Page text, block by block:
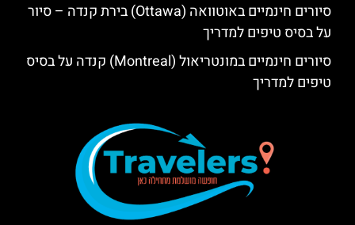
סיורים חינמיים באוטוואה (Ottawa) בירת קנדה – סיור
על בסיס טיפים למדריך
סיורים חינמיים במונטריאול (Montreal) קנדה על בסיס
טיפים למדריך